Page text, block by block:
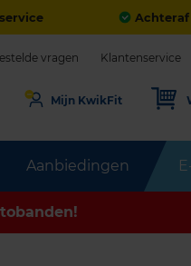
Aanbiedingen
vragen Klantenservice
Mijn KwikFit